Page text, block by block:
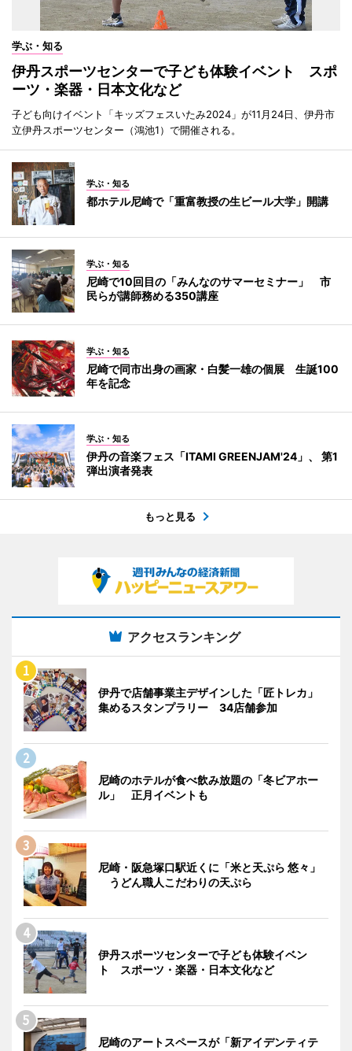
学ぶ・知る
伊丹スポーツセンターで子ども体験イベント スポ
ーツ・楽器・日本文化など
子ども向けイベント「キッズフェスいたみ2024」が11月24日、伊丹市
立伊丹スポーツセンター（鴻池1）で開催される。
学ぶ・知る
都ホテル尼崎で「重富教授の生ビール大学」開講
学ぶ・知る
尼崎で10回目の「みんなのサマーセミナー」 市
民らが講師務める350講座
学ぶ・知る
尼崎で同市出身の画家・白髪一雄の個展 生誕100
年を記念
学ぶ・知る
伊丹の音楽フェス「ITAMI GREENJAM'24」、 第1
弾出演者発表
もっと見る
アクセスランキング
伊丹で店舗事業主デザインした「匠トレカ」
集めるスタンプラリー 34店舗参加
尼崎のホテルが食べ飲み放題の「冬ビアホー
ル」 正月イベントも
尼崎・阪急塚口駅近くに「米と天ぷら 悠々」
うどん職人こだわりの天ぷら
伊丹スポーツセンターで子ども体験イベン
ト スポーツ・楽器・日本文化など
尼崎のアートスペースが「新アイデンティテ